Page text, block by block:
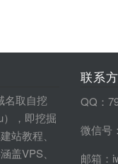
名取自挖
），即挖掘
站教程、
盖VPS、
联系
QQ：
微信号
邮箱：